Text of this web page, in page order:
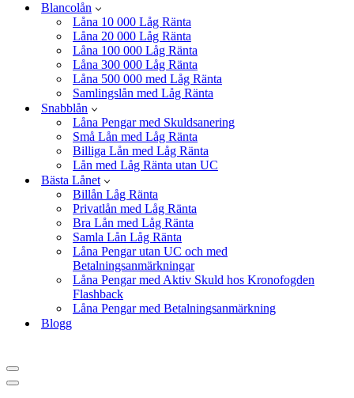
Blancolån
Låna 10 000 Låg Ränta
Låna 20 000 Låg Ränta
Låna 100 000 Låg Ränta
Låna 300 000 Låg Ränta
Låna 500 000 med Låg Ränta
Samlingslån med Låg Ränta
Snabblån
Låna Pengar med Skuldsanering
Små Lån med Låg Ränta
Billiga Lån med Låg Ränta
Lån med Låg Ränta utan UC
Bästa Lånet
Billån Låg Ränta
Privatlån med Låg Ränta
Bra Lån med Låg Ränta
Samla Lån Låg Ränta
Låna Pengar utan UC och med
Betalningsanmärkningar
Låna Pengar med Aktiv Skuld hos Kronofogden
Flashback
Låna Pengar med Betalningsanmärkning
Blogg
Navigeringsmeny
Navigeringsmeny